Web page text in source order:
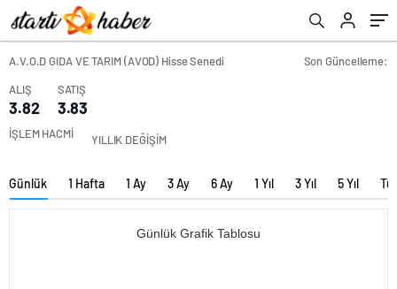
A.V.O.D GIDA VE TARIM (AVOD) Hisse Senedi
Son Güncelleme:
ALIŞ
3.82
SATIŞ
3.83
İŞLEM HACMİ YILLIK DEĞİŞİM
Günlük 1 Hafta 1 Ay 3 Ay 6 Ay 1 Yıl 3 Yıl 5 Yıl
Günlük Grafik Tablosu